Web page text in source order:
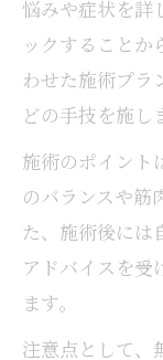
悩みや症状を詳
ックすること
わせた施術プラ
どの手技を施し
施術のポイント
のバランスや筋
た、施術後には
アドバイスを受
ます。
注意点として、